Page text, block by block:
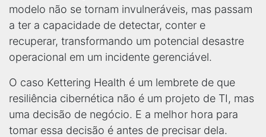
modelo não se tornam invulneráveis, mas passam
a ter a capacidade de detectar, conter e
recuperar, transformando um potencial desastre
operacional em um incidente gerenciável.
O caso Kettering Health é um lembrete de que
resiliência cibernética não é um projeto de TI, mas
uma decisão de negócio. E a melhor hora para
tomar essa decisão é antes de precisar dela.